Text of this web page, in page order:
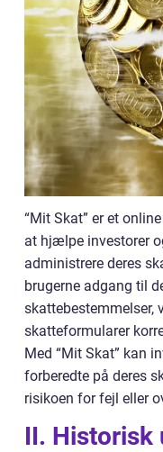
“Mit Skat” er et
at hjælpe investorer
administrere deres
brugerne adgang til
skattebestemmelser,
skatteformularer
Med “Mit Skat” kan
forberedte på deres
risikoen for fejl eller
II. Historisk